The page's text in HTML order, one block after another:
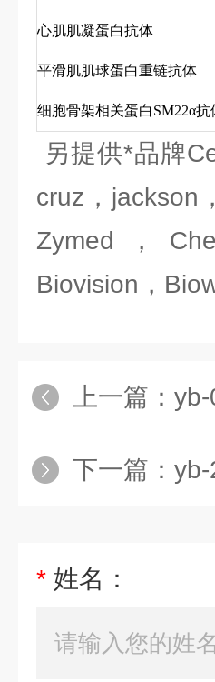
心肌肌凝蛋白抗体
平滑肌肌球蛋白重链抗体
细胞骨架相关蛋白SM22α抗
另提供*品牌
cruz，jackson
Zymed，
Biovision，
上一篇：
下一篇：
* 姓名：